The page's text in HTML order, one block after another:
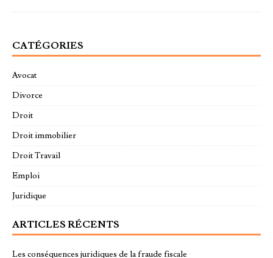
CATÉGORIES
Avocat
Divorce
Droit
Droit immobilier
Droit Travail
Emploi
Juridique
ARTICLES RÉCENTS
Les conséquences juridiques de la fraude fiscale